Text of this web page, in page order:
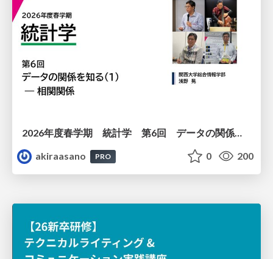
2026年度春学期 統計学 第6回 データの関係を知る（１）ー 相関関係 (2026. 5. 14)
akiraasano
PRO 0 200